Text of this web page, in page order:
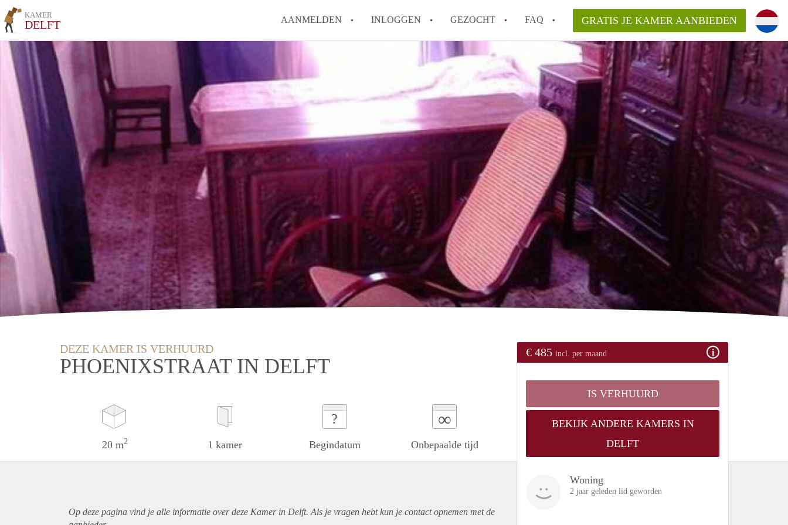
KAMER
DELFT AANMELDEN INLOGGEN GEZOCHT FAQ
How to translate KamerDelft!
Wat is KamerDelft?
Wat is de privacyverklaring van KamerDelft?
Berekent Kamer-Delft makelaarsvergoeding/bemiddelingsvergoeding?
Is KamerDelft verantwoordelijk voor de aangeboden Kamer / Kamers in
Alle veelgestelde vragen
GRATIS JE KAMER AANBIEDEN
DEZE KAMER IS VERHUURD
PHOENIXSTRAAT IN DELFT
20 m2 1 kamer
?
Begindatum
∞
Onbepaalde tijd
€ 485 incl. per maand
IS VERHUURD
BEKIJK ANDERE KAMERS IN
DELFT
Woning
2 jaar geleden lid geworden
Op deze pagina vind je alle informatie over deze Kamer in Delft. Als je vragen hebt kun je contact opnemen met de